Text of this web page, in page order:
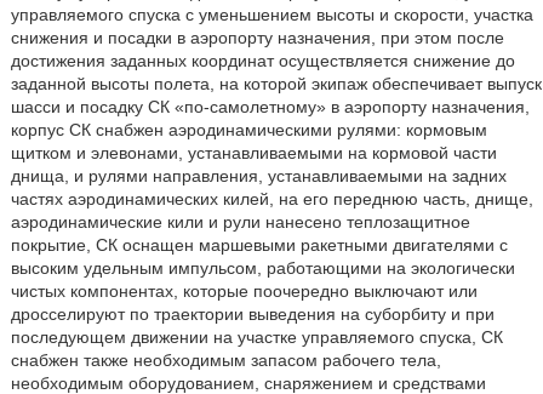
управляемого спуска с уменьшением высоты и скорости, участка
снижения и посадки в аэропорту назначения, при этом после
достижения заданных координат осуществляется снижение до
заданной высоты полета, на которой экипаж обеспечивает выпуск
шасси и посадку СК «по-самолетному» в аэропорту назначения,
корпус СК снабжен аэродинамическими рулями: кормовым
щитком и элевонами, устанавливаемыми на кормовой части
днища, и рулями направления, устанавливаемыми на задних
частях аэродинамических килей, на его переднюю часть, днище,
аэродинамические кили и рули нанесено теплозащитное
покрытие, СК оснащен маршевыми ракетными двигателями с
высоким удельным импульсом, работающими на экологически
чистых компонентах, которые поочередно выключают или
дросселируют по траектории выведения на суборбиту и при
последующем движении на участке управляемого спуска, СК
снабжен также необходимым запасом рабочего тела,
необходимым оборудованием, снаряжением и средствами